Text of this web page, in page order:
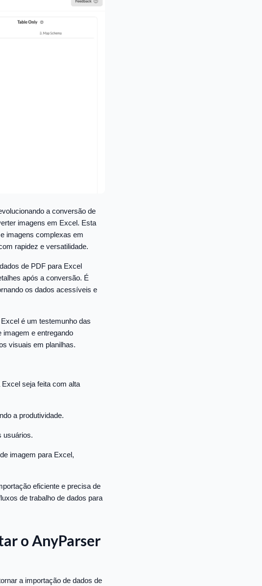
a conversão de
imagens em Excel. Esta
imagens complexas em
rapidez e versatilidade.
de PDF para Excel
após a conversão. É
os dados acessíveis e
é um testemunho das
imagem e entregando
visuais em planilhas.
seja feita com alta
a produtividade.
usuários.
imagem para Excel,
eficiente e precisa de
de trabalho de dados para
o AnyParser
a importação de dados de